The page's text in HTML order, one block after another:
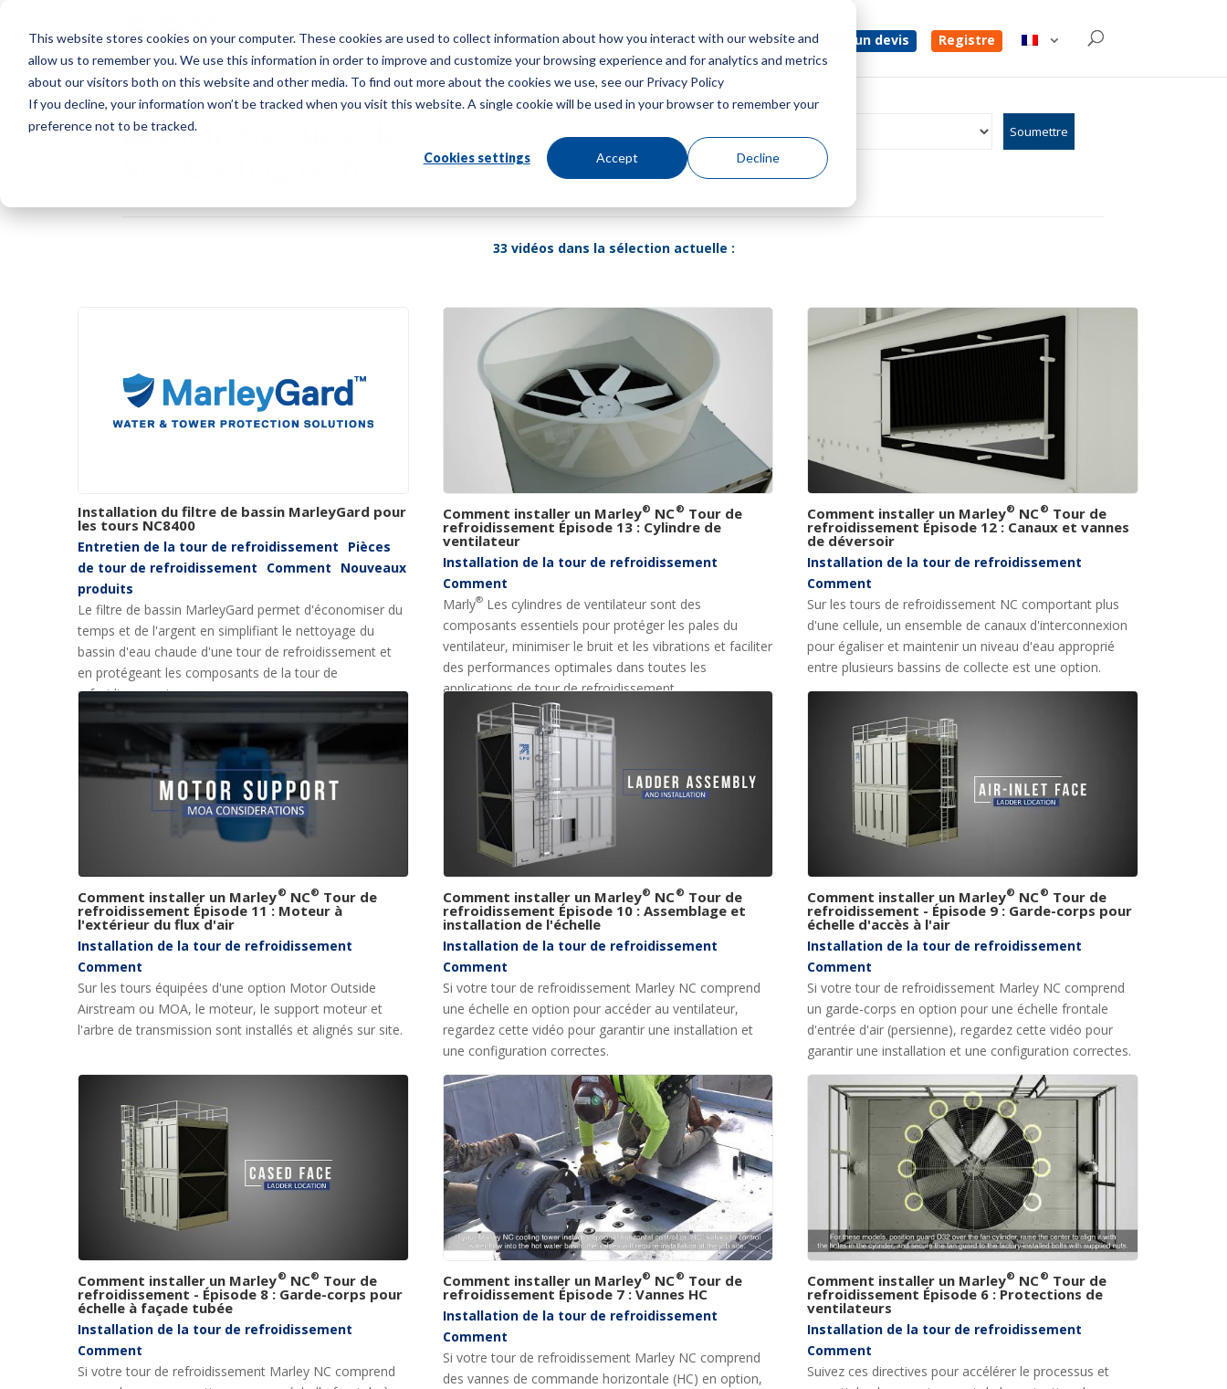
This website stores cookies on your computer. These cookies are used to collect information about how you interact with our website and
allow us to remember you. We use this information in order to improve and customize your browsing experience and for analytics and metrics
about our visitors both on this website and other media. To find out more about the cookies we use, see our Privacy Policy
If you decline, your information won’t be tracked when you visit this website. A single cookie will be used in your browser to remember your
preference not to be tracked.
Cookies settings Accept Decline
Menu Obtenez un devis Registre
Bibliothèque vidéo
33 vidéos dans la sélection actuelle :
Installation du filtre de bassin MarleyGard pour
les tours NC8400
Entretien de la tour de refroidissement
Pièces
de tour de refroidissement
Comment
Nouveaux
produits
Le filtre de bassin MarleyGard permet d'économiser du
temps et de l'argent en simplifiant le nettoyage du
bassin d'eau chaude d'une tour de refroidissement et
en protégeant les composants de la tour de
refroidissement.
Comment installer un Marley® NC® Tour de
refroidissement Épisode 13 : Cylindre de
ventilateur
Installation de la tour de refroidissement
Comment
Marly®Les cylindres de ventilateur sont des
composants essentiels pour protéger les pales du
ventilateur, minimiser le bruit et les vibrations et faciliter
des performances optimales dans toutes les
applications de tour de refroidissement.
Comment installer un Marley® NC® Tour de
refroidissement Épisode 12 : Canaux et vannes
de déversoir
Installation de la tour de refroidissement
Comment
Sur les tours de refroidissement NC comportant plus
d'une cellule, un ensemble de canaux d'interconnexion
pour égaliser et maintenir un niveau d'eau approprié
entre plusieurs bassins de collecte est une option.
Comment installer un Marley® NC® Tour de
refroidissement Épisode 11 : Moteur à
l'extérieur du flux d'air
Installation de la tour de refroidissement
Comment
Sur les tours équipées d'une option Motor Outside
Airstream ou MOA, le moteur, le support moteur et
l'arbre de transmission sont installés et alignés sur site.
Comment installer un Marley® NC® Tour de
refroidissement Épisode 10 : Assemblage et
installation de l'échelle
Installation de la tour de refroidissement
Comment
Si votre tour de refroidissement Marley NC comprend
une échelle en option pour accéder au ventilateur,
regardez cette vidéo pour garantir une installation et
une configuration correctes.
Comment installer un Marley® NC® Tour de
refroidissement - Épisode 9 : Garde-corps pour
échelle d'accès à l'air
Installation de la tour de refroidissement
Comment
Si votre tour de refroidissement Marley NC comprend
un garde-corps en option pour une échelle frontale
d'entrée d'air (persienne), regardez cette vidéo pour
garantir une installation et une configuration correctes.
Comment installer un Marley® NC® Tour de
refroidissement - Épisode 8 : Garde-corps pour
échelle à façade tubée
Installation de la tour de refroidissement
Comment
Si votre tour de refroidissement Marley NC comprend
Comment installer un Marley® NC® Tour de
refroidissement Épisode 7 : Vannes HC
Installation de la tour de refroidissement
Comment
Si votre tour de refroidissement Marley NC comprend
des vannes de commande horizontale (HC) en option,
Comment installer un Marley® NC® Tour de
refroidissement Épisode 6 : Protections de
ventilateurs
Installation de la tour de refroidissement
Comment
Suivez ces directives pour accélérer le processus et